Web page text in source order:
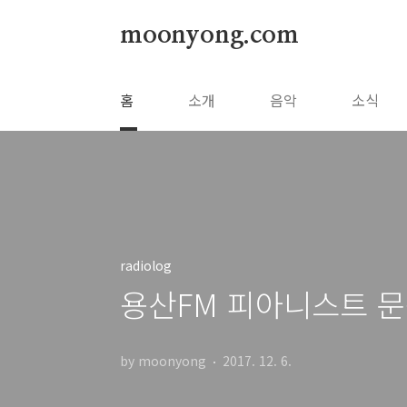
moonyong.com
홈 소개 음악 소식
radiolog
용산FM 피아니스트
by moonyong 2017. 12. 6.